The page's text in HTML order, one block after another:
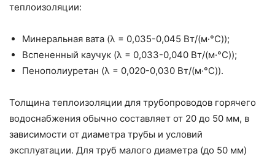
теплоизоляции:
Минеральная вата (λ = 0,035-0,045 Вт/(м·°C));
Вспененный каучук (λ = 0,033-0,040 Вт/(м·°C));
Пенополиуретан (λ = 0,020-0,030 Вт/(м·°C)).
Толщина теплоизоляции для трубопроводов горячего
водоснабжения обычно составляет от 20 до 50 мм, в
зависимости от диаметра трубы и условий
эксплуатации. Для труб малого диаметра (до 50 мм)